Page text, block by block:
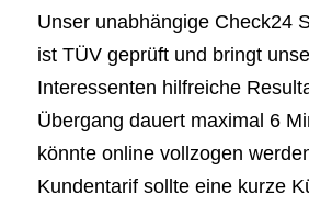
Unser unabhängige Check24
ist TÜV geprüft und bringt
Interessenten hilfreiche
Übergang dauert maximal 6
könnte online vollzogen
Kundentarif sollte eine kurze